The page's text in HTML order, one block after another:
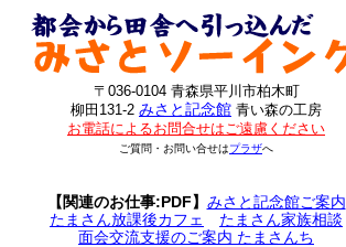
〒036-0104 青森県平川市柏木町
柳田131-2 みさと記念館 青い森の工房
お電話によるお問合せはご遠慮ください
ご質問・お問い合せはプラザへ
【関連のお仕事:PDF】 みさと記念館ご案内
たまさん放課後カフェ
たまさん家族相談
面会交流支援のご案内 たまさんち